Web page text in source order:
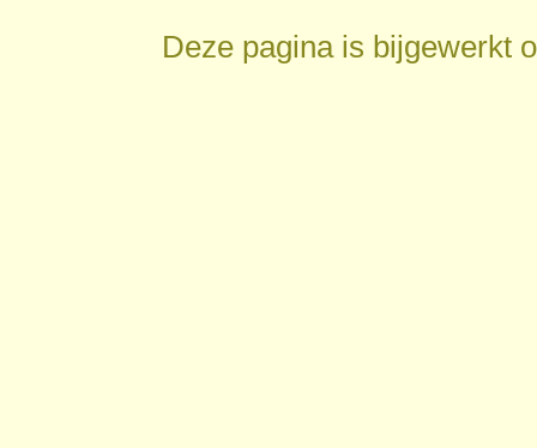
Deze pagina is bijgewerkt